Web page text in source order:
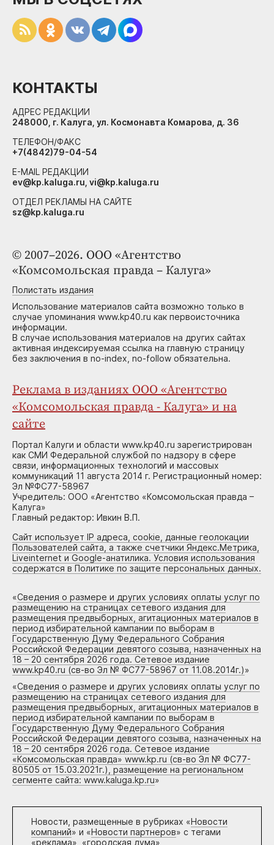
© 2007–2026. ООО «Агентство
«Комсомольская правда – Калуга»
Полистать издания
Использование материалов сайта возможно только в
случае упоминания www.kp40.ru как первоисточника
информации.
В случае использования материалов на других сайтах
активная индексируемая ссылка на главную страницу
без заключения в no-index, no-follow обязательна.
Реклама в изданиях ООО «Агентство
«Комсомольская правда - Калуга» и на
сайте
Портал Калуги и области www.kp40.ru зарегистрирован
как СМИ Федеральной службой по надзору в сфере
связи, информационных технологий и массовых
коммуникаций 11 августа 2014 г. Регистрационный номер:
Эл №ФС77-58967
Учредитель: ООО «Агентство «Комсомольская правда –
Калуга»
Главный редактор: Ивкин В.П.
Сайт использует IP адреса, cookie, данные геолокации
Пользователей сайта, а также счетчики Яндекс.Метрика,
Liveinternet и Google-анатилика. Условия использования
содержатся в Политике по защите персональных данных.
«Сведения о размере и других условиях оплаты услуг по
размещению на страницах сетевого издания для
размещения предвыборных, агитационных материалов в
период избирательной кампании по выборам в
Государственную Думу Федерального Собрания
Российской Федерации девятого созыва, назначенных на
18 – 20 сентября 2026 года. Сетевое издание
www.kp40.ru (св-во Эл № ФС77-58967 от 11.08.2014г.)»
«Сведения о размере и других условиях оплаты услуг по
размещению на страницах сетевого издания для
размещения предвыборных, агитационных материалов в
период избирательной кампании по выборам в
Государственную Думу Федерального Собрания
Российской Федерации девятого созыва, назначенных на
18 – 20 сентября 2026 года. Сетевое издание
«Комсомольская правда» www.kp.ru (св-во Эл № ФС77-
80505 от 15.03.2021г.), размещение на региональном
сегменте сайта: www.kaluga.kp.ru»
Новости, размещенные в рубриках «Новости
компаний» и «Новости партнеров» с тегами
«реклама», «городская дума»,
КОНТАКТЫ
АДРЕС РЕДАКЦИИ
248000, г. Калуга, ул. Космонавта Комарова, д. 36
ТЕЛЕФОН/ФАКС
+7(4842)79-04-54
E-MAIL РЕДАКЦИИ
ev@kp.kaluga.ru, vi@kp.kaluga.ru
ОТДЕЛ РЕКЛАМЫ НА САЙТЕ
sz@kp.kaluga.ru